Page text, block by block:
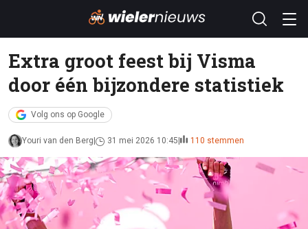
Extra groot feest bij Visma
door één bijzondere statistiek
Volg ons op Google
Youri van den Berg 31 mei 2026 10:45 110 stemmen